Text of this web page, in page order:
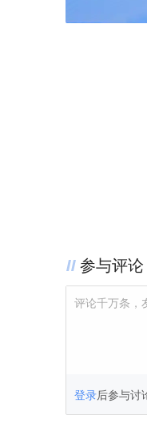
参与评论
评论千万条，
登录后参与讨